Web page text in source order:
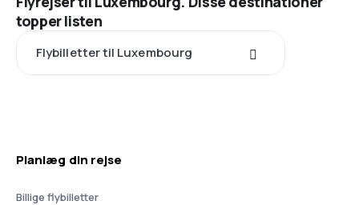
topper listen
Flybilletter til Luxembourg
Planlæg din rejse
Billige flybilletter